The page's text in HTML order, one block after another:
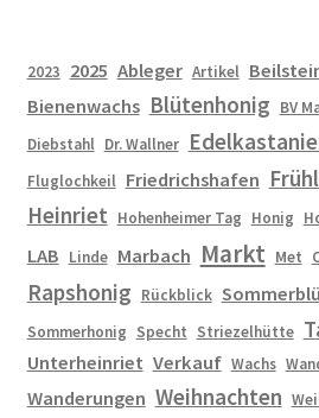
2023 2025 Ableger Artikel
Bienenwachs Blütenhonig BV
Diebstahl Dr. Wallner
Fluglochkeil Friedrichshafen
Heinriet Hohenheimer Tag Honig
LAB Linde Marbach Markt Met
Rapshonig Rückblick
Sommerhonig Specht Striezelhütte
Unterheinriet Verkauf Wachs
Wanderungen Weihnachten